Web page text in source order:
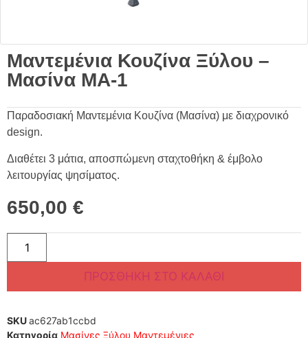
Μαντεμένια Κουζίνα Ξύλου –
Μασίνα MA-1
Παραδοσιακή Μαντεμένια Κουζίνα (Μασίνα) με διαχρονικό
design.
Διαθέτει 3 μάτια, αποσπώμενη σταχτοθήκη & έμβολο
λειτουργίας ψησίματος.
650,00 €
ΠΡΟΣΘΉΚΗ ΣΤΟ ΚΑΛΆΘΙ
SKUac627ab1ccbd
Κατηγορία Μασίνες Ξύλου Μαντεμένιες